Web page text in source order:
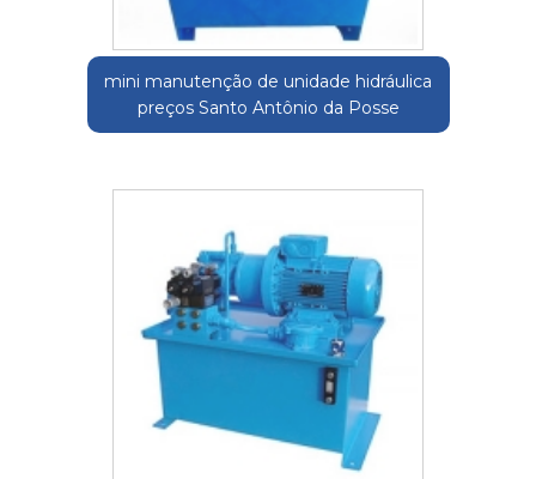
mini manutenção de unidade hidráulica
preços Santo Antônio da Posse